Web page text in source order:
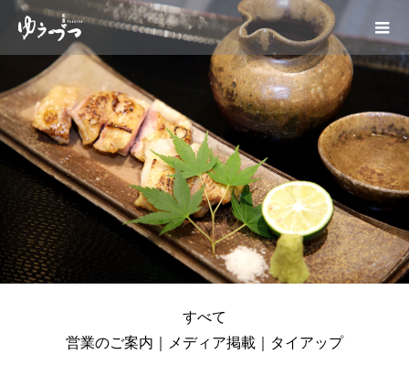
すべて
営業のご案内
メディア掲載 タイアップ